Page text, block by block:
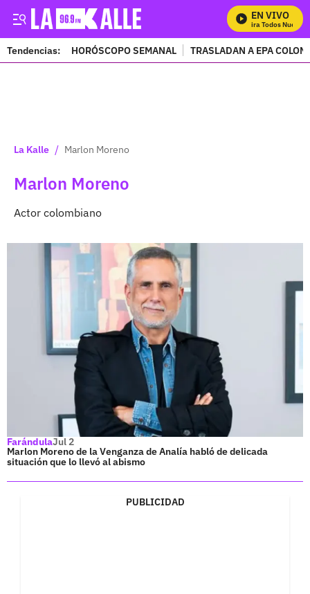
EN VIVO
Mira Todos
Tendencias: HORÓSCOPO SEMANAL TRASLADAN A EPA
La Kalle / Marlon Moreno
Marlon Moreno
Actor colombiano
FarándulaJul 2
Marlon Moreno de la Venganza de Analía habló de delicada
situación que lo llevó al abismo
PUBLICIDAD